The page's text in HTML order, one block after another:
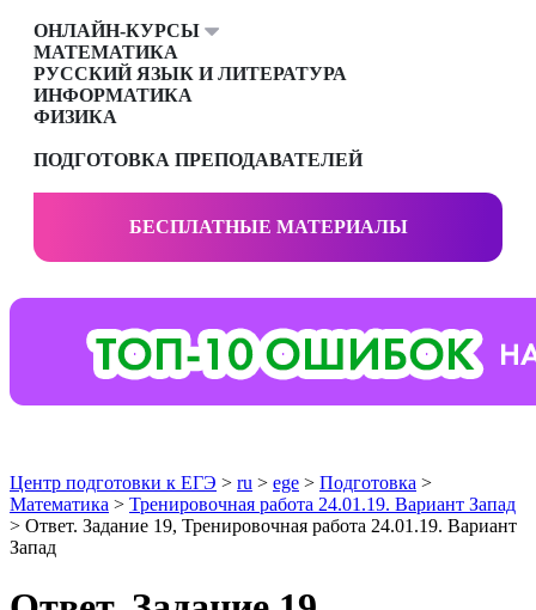
ОНЛАЙН-КУРСЫ
МАТЕМАТИКА
РУССКИЙ ЯЗЫК И ЛИТЕРАТУРА
ИНФОРМАТИКА
ФИЗИКА
ПОДГОТОВКА ПРЕПОДАВАТЕЛЕЙ
БЕСПЛАТНЫЕ МАТЕРИАЛЫ
Центр подготовки к ЕГЭ > ru > ege > Подготовка >
Математика > Тренировочная работа 24.01.19. Вариант Запад
> Ответ. Задание 19, Тренировочная работа 24.01.19. Вариант
Запад